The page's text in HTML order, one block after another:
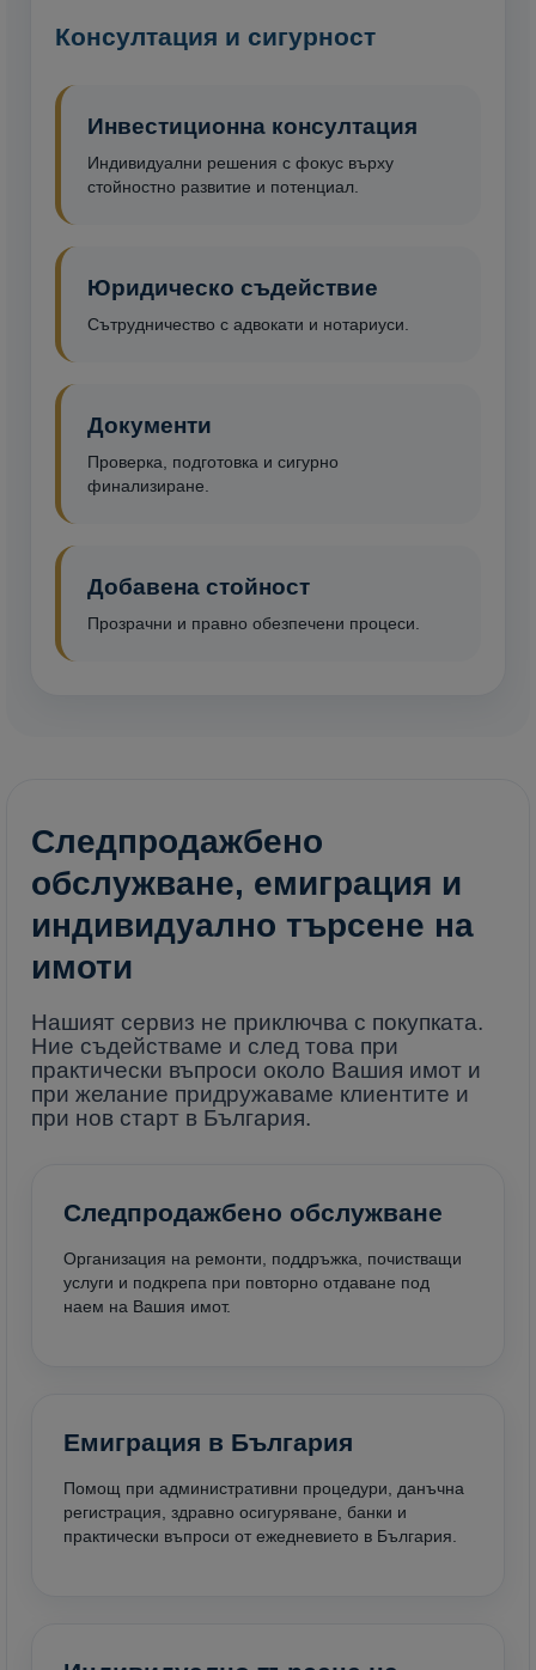
Консултация и сигурност
Инвестиционна консултация
Индивидуални решения с фокус върху
стойностно развитие и потенциал.
Юридическо съдействие
Сътрудничество с адвокати и нотариуси.
Документи
Проверка, подготовка и сигурно
финализиране.
Добавена стойност
Прозрачни и правно обезпечени процеси.
Следпродажбено
обслужване, емиграция и
индивидуално търсене на
имоти
Нашият сервиз не приключва с покупката.
Ние съдействаме и след това при
практически въпроси около Вашия имот и
при желание придружаваме клиентите и
при нов старт в България.
Следпродажбено обслужване
Организация на ремонти, поддръжка, почистващи
услуги и подкрепа при повторно отдаване под
наем на Вашия имот.
Емиграция в България
Помощ при административни процедури, данъчна
регистрация, здравно осигуряване, банки и
практически въпроси от ежедневието в България.